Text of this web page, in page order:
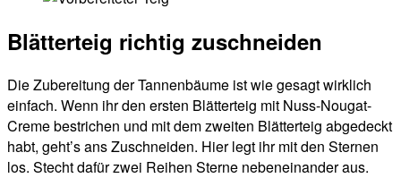
Blätterteig richtig zuschneiden
Die Zubereitung der Tannenbäume ist wie gesagt wirklich
einfach. Wenn ihr den ersten Blätterteig mit Nuss-Nougat-
Creme bestrichen und mit dem zweiten Blätterteig abgedeckt
habt, geht’s ans Zuschneiden. Hier legt ihr mit den Sternen
los. Stecht dafür zwei Reihen Sterne nebeneinander aus.